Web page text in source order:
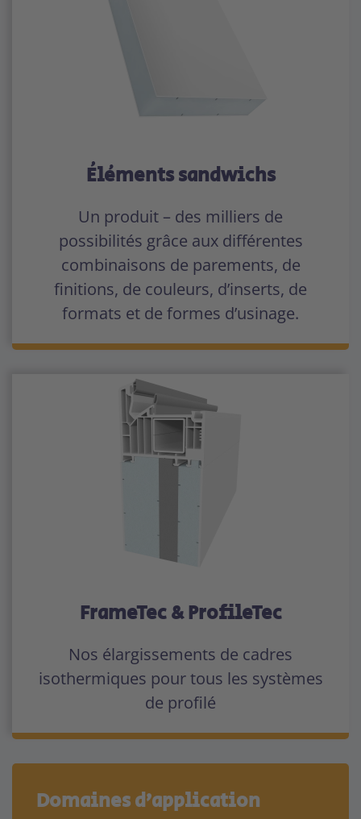
Éléments sandwichs
Un produit – des milliers de
possibilités grâce aux différentes
combinaisons de parements, de
finitions, de couleurs, d’inserts, de
formats et de formes d’usinage.
FrameTec & ProfileTec
Nos élargissements de cadres
isothermiques pour tous les systèmes
de profilé
Domaines d’application